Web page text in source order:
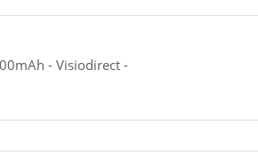
- Visiodirect -